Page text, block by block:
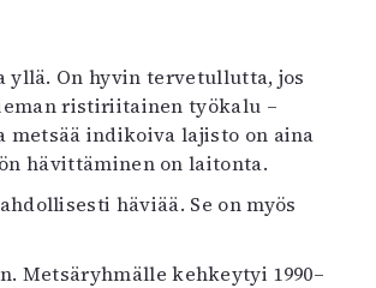
On hyvin tervetullutta, jos
ristiriitainen työkalu –
indikoiva lajisto on aina
hävittäminen on laitonta.
häviää. Se on myös
Metsäryhmälle kehkeytyi 1990–